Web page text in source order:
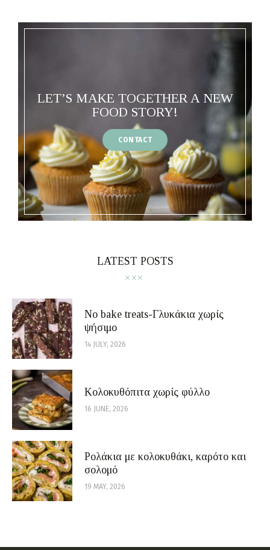
LET’S MAKE TOGETHER A NEW
FOOD STORY!
CONTACT
LATEST POSTS
No bake treats-Γλυκάκια χωρίς
ψήσιμο
14 JULY, 2026
Κολοκυθόπιτα χωρίς φύλλο
16 JUNE, 2026
Ρολάκια με κολοκυθάκι, καρότο και
σολομό
19 MAY, 2026